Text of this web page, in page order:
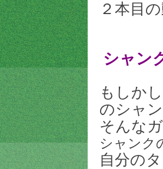
２本目
シャン
もしか
のシャ
そんな
シャンク
自分の